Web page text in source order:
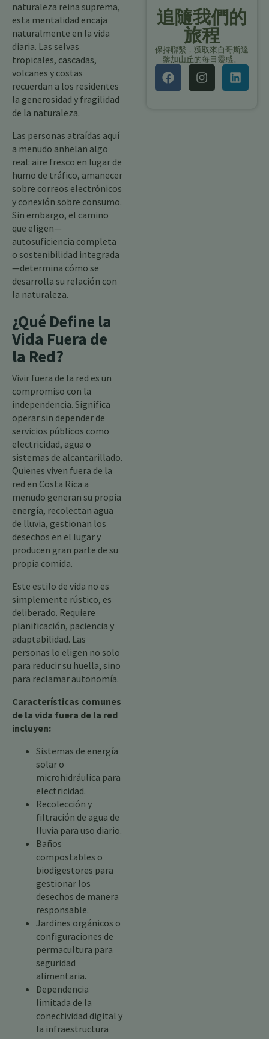
naturaleza reina suprema,
esta mentalidad encaja
naturalmente en la vida
diaria. Las selvas
tropicales, cascadas,
volcanes y costas
recuerdan a los residentes
la generosidad y fragilidad
de la naturaleza.
Las personas atraídas aquí
a menudo anhelan algo
real: aire fresco en lugar de
humo de tráfico, amanecer
sobre correos electrónicos
y conexión sobre consumo.
Sin embargo, el camino
que eligen—
autosuficiencia completa
o sostenibilidad integrada
—determina cómo se
desarrolla su relación con
la naturaleza.
¿Qué Define la
Vida Fuera de
la Red?
Vivir fuera de la red es un
compromiso con la
independencia. Significa
operar sin depender de
servicios públicos como
electricidad, agua o
sistemas de alcantarillado.
Quienes viven fuera de la
red en Costa Rica a
menudo generan su propia
energía, recolectan agua
de lluvia, gestionan los
desechos en el lugar y
producen gran parte de su
propia comida.
Este estilo de vida no es
simplemente rústico, es
deliberado. Requiere
planificación, paciencia y
adaptabilidad. Las
personas lo eligen no solo
para reducir su huella, sino
para reclamar autonomía.
Características comunes
de la vida fuera de la red
incluyen:
Sistemas de energía
solar o
microhidráulica para
electricidad.
Recolección y
filtración de agua de
lluvia para uso diario.
Baños
compostables o
biodigestores para
gestionar los
desechos de manera
responsable.
Jardines orgánicos o
configuraciones de
permacultura para
seguridad
alimentaria.
Dependencia
limitada de la
conectividad digital y
la infraestructura
追隨我們的
旅程
保持聯繫，獲取來自哥斯達
黎加山丘的每日靈感。